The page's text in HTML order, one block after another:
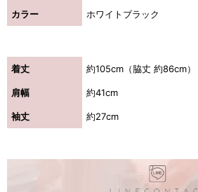
カラー ホワイトブラック
着丈 約105cm（脇丈 約86cm）
肩幅 約41cm
袖丈 約27cm